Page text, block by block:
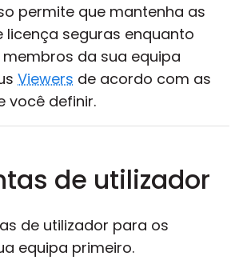
permite que mantenha as
licença seguras enquanto
da sua equipa
Viewers de acordo com as
você definir.
de utilizador
de utilizador para os
equipa primeiro.